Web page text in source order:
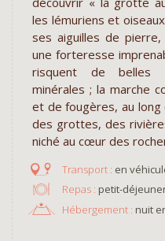
les lémuriens et
ses aiguilles de pierre,
une forteresse
risquent de belles
minérales ; la marche
et de fougères, au long
des grottes, des
niché au cœur des
en
Repas : petit-
Hébergement : nuit